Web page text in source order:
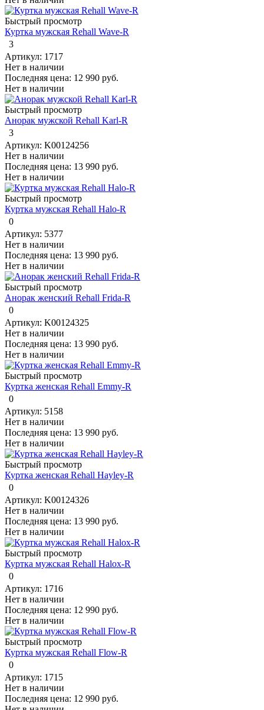
Быстрый просмотр
Куртка мужская Rehall Wave-R
3
Артикул: 1717
Нет в наличии
Последняя цена: 12 990 руб.
Нет в наличии
Быстрый просмотр
Анорак мужской Rehall Karl-R
3
Артикул: K00124256
Нет в наличии
Последняя цена: 13 990 руб.
Нет в наличии
Быстрый просмотр
Куртка мужская Rehall Halo-R
0
Артикул: 5377
Нет в наличии
Последняя цена: 13 990 руб.
Нет в наличии
Быстрый просмотр
Анорак женский Rehall Frida-R
0
Артикул: K00124325
Нет в наличии
Последняя цена: 13 990 руб.
Нет в наличии
Быстрый просмотр
Куртка женская Rehall Emmy-R
0
Артикул: 5158
Нет в наличии
Последняя цена: 13 990 руб.
Нет в наличии
Быстрый просмотр
Куртка женская Rehall Hayley-R
0
Артикул: K00124326
Нет в наличии
Последняя цена: 13 990 руб.
Нет в наличии
Быстрый просмотр
Куртка мужская Rehall Halox-R
0
Артикул: 1716
Нет в наличии
Последняя цена: 12 990 руб.
Нет в наличии
Быстрый просмотр
Куртка мужская Rehall Flow-R
0
Артикул: 1715
Нет в наличии
Последняя цена: 12 990 руб.